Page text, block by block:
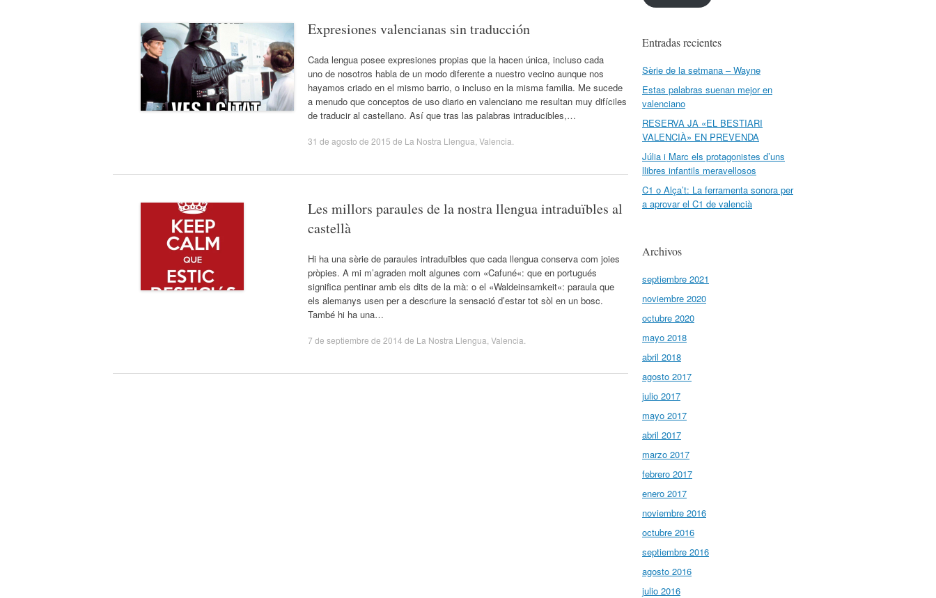
Expresiones valencianas sin traducción
Cada lengua posee expresiones propias que la hacen única, incluso cada
uno de nosotros habla de un modo diferente a nuestro vecino aunque nos
hayamos criado en el mismo barrio, o incluso en la misma familia. Me sucede
a menudo que conceptos de uso diario en valenciano me resultan muy difíciles
de traducir al castellano. Así que tras las palabras intraducibles,…
31 de agosto de 2015 de La Nostra Llengua Valencia
Les millors paraules de la nostra llengua intraduïbles al
castellà
Hi ha una sèrie de paraules intraduïbles que cada llengua conserva com joies
pròpies. A mi m’agraden molt algunes com «Cafuné«: que en portugués
significa pentinar amb els dits de la mà: o el «Waldeinsamkeit«: paraula que
els alemanys usen per a descriure la sensació d’estar tot sòl en un bosc.
També hi ha una…
7 de septiembre de 2014 de La Nostra Llengua Valencia
Entradas recientes
Sèrie de la setmana – Wayne
Estas palabras suenan mejor en
valenciano
RESERVA JA «EL BESTIARI
VALENCIÀ» EN PREVENDA
Júlia i Marc els protagonistes d’uns
llibres infantils meravellosos
C1 o Alça’t: La ferramenta sonora per
a aprovar el C1 de valencià
Archivos
septiembre 2021
noviembre 2020
octubre 2020
mayo 2018
abril 2018
agosto 2017
julio 2017
mayo 2017
abril 2017
marzo 2017
febrero 2017
enero 2017
noviembre 2016
octubre 2016
septiembre 2016
agosto 2016
julio 2016